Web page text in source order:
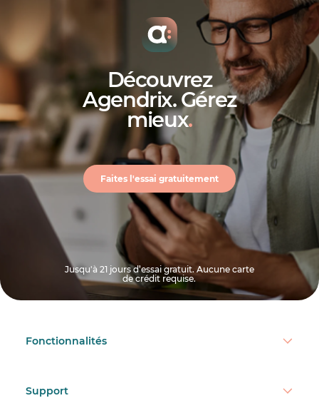
Découvrez
Agendrix. Gérez
mieux.
Faites l'essai gratuitement
Jusqu'à 21 jours d’essai gratuit. Aucune carte
de crédit requise.
Fonctionnalités
Support